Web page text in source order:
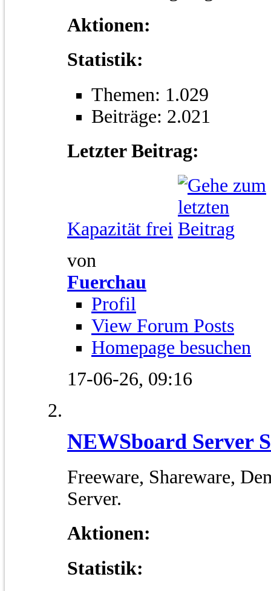
Aktionen:
Statistik:
Themen: 1.029
Beiträge: 2.021
Letzter Beitrag:
Kapazität frei
von
Fuerchau
Profil
View Forum Posts
Homepage besuchen
17-06-26, 09:16
NEWSboard Server
Freeware, Shareware,
Server.
Aktionen:
Statistik: